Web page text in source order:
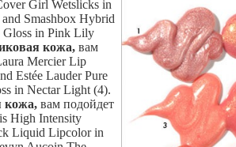
Girl Wetslicks in
Smashbox Hybrid
Gloss in Pink Lily
кожа, вам
Mercier Lip
Estée Lauder Pure
in Nectar Light (4).
кожа, вам подойдет
High Intensity
Liquid Lipcolor in